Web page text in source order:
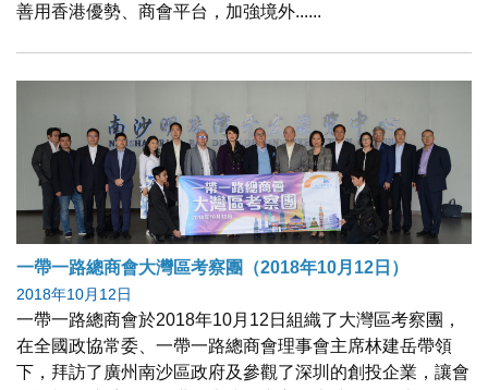
善用香港優勢、商會平台，加強境外......
一帶一路總商會大灣區考察團（2018年10月12日）
2018年10月12日
一帶一路總商會於2018年10月12日組織了大灣區考察團，
在全國政協常委、一帶一路總商會理事會主席林建岳帶領
下，拜訪了廣州南沙區政府及參觀了深圳的創投企業，讓會